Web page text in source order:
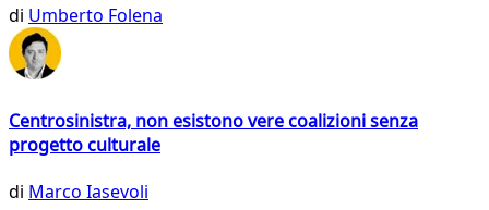
di Umberto Folena
Centrosinistra, non esistono vere coalizioni senza
progetto culturale
di Marco Iasevoli